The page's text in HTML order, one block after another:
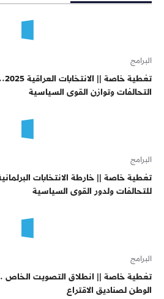
البرامج
التحالفات وتوازن القوى السياسية
البرامج
للتحالفات ولدور القوى السياسية
البرامج
تغطية خاصة || انطلاق التصويت الخاص
الوطن لصناديق الاقتراع